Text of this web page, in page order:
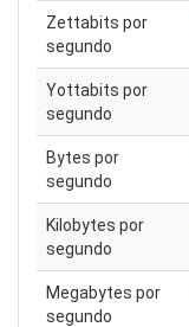
Zettabits por
segundo
Yottabits por
segundo
Bytes por
segundo
Kilobytes por
segundo
Megabytes por
segundo